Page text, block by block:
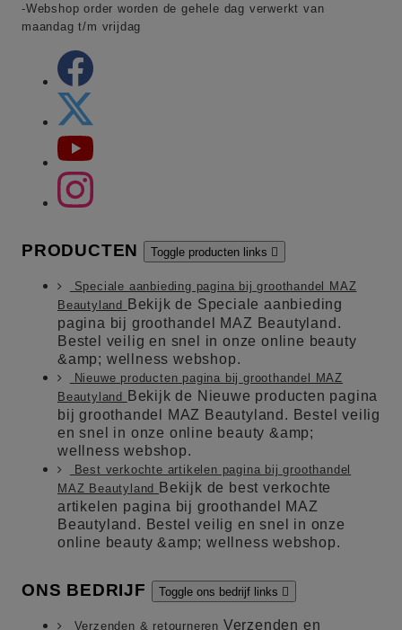
-Webshop order worden de gehele dag verwerkt van
maandag t/m vrijdag
PRODUCTEN Toggle producten links 
Speciale aanbieding pagina bij groothandel MAZ
Beautyland
Bekijk de Speciale aanbieding
pagina bij groothandel MAZ Beautyland.
Bestel veilig en snel in onze online beauty
&amp; wellness webshop.
Nieuwe producten pagina bij groothandel MAZ
Beautyland
Bekijk de Nieuwe producten pagina
bij groothandel MAZ Beautyland. Bestel veilig
en snel in onze online beauty &amp;
wellness webshop.
Best verkochte artikelen pagina bij groothandel
MAZ Beautyland
Bekijk de best verkochte
artikelen pagina bij groothandel MAZ
Beautyland. Bestel veilig en snel in onze
online beauty &amp; wellness webshop.
ONS BEDRIJF Toggle ons bedrijf links 
Verzenden & retourneren Verzenden en